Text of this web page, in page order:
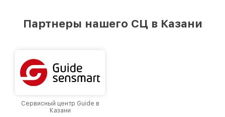
лучшим сервисным центром Fortuna в городе
Партнеры нашего СЦ в Казани
Сервисный центр Guide в
Казани